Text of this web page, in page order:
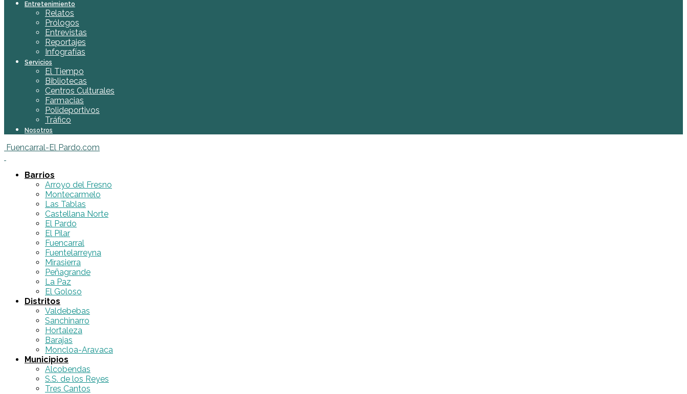
Entretenimiento
Relatos
Prólogos
Entrevistas
Reportajes
Infografías
Servicios
El Tiempo
Bibliotecas
Centros Culturales
Farmacias
Polideportivos
Tráfico
Nosotros
Fuencarral-El Pardo.com
Barrios
Arroyo del Fresno
Montecarmelo
Las Tablas
Castellana Norte
El Pardo
El Pilar
Fuencarral
Fuentelarreyna
Mirasierra
Peñagrande
La Paz
El Goloso
Distritos
Valdebebas
Sanchinarro
Hortaleza
Barajas
Moncloa-Aravaca
Municipios
Alcobendas
S.S. de los Reyes
Tres Cantos